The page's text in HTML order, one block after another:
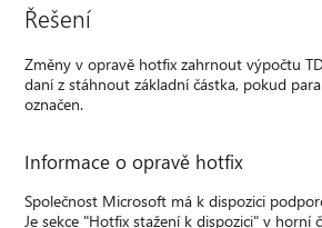
Řešení
Změny v opravě hotfix zahrnout výpočtu
daní z stáhnout základní částka, pokud
označen.
Informace o opravě hotfix
Společnost Microsoft má k dispozici
Je sekce "Hotfix stažení k dispozici" v horní